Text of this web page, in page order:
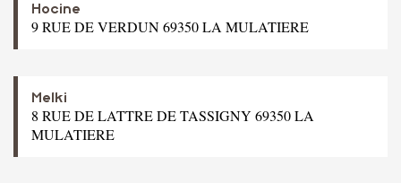
Hocine
9 RUE DE VERDUN 69350 LA MULATIERE
Melki
8 RUE DE LATTRE DE TASSIGNY 69350 LA
MULATIERE